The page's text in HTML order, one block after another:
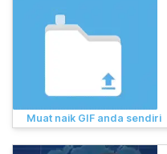
Muat naik GIF anda sendiri